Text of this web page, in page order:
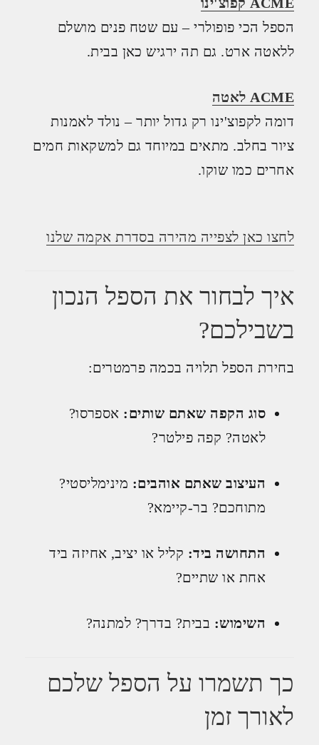
הספל הכי פופולרי – עם שטח פנים מושלם
ללאטה ארט. גם תה ירגיש כאן בבית.
ACME לאטה
דומה לקפוצ'ינו רק גדול יותר – נולד לאמנות
ציור בחלב. מתאים במיוחד גם למשקאות חמים
אחרים כמו שוקו.
לחצו כאן לצפייה מהירה בסדרת אקמה שלנו
איך לבחור את הספל הנכון
בשבילכם?
בחירת הספל תלויה בכמה פרמטרים:
סוג הקפה שאתם שותים:אספרסו?
לאטה? קפה פילטר?
העיצוב שאתם אוהבים:מינימליסטי?
מתוחכם? בר-קיימא?
התחושה ביד: קליל או יציב, אחיזה ביד
אחת או שתיים?
השימוש:בבית? בדרך? למתנה?
כך תשמרו על הספל שלכם
לאורך זמן